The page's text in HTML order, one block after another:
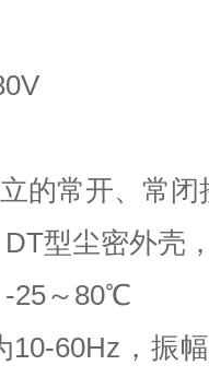
的常开、常闭
型尘密外壳
25～80℃
60Hz，振